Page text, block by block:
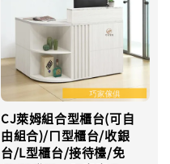
CJ萊姆組合型櫃台(可自
由組合)/ㄇ型櫃台/收銀
台/L型櫃台/接待檯/免